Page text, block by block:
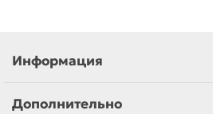
Информация
Дополнительно